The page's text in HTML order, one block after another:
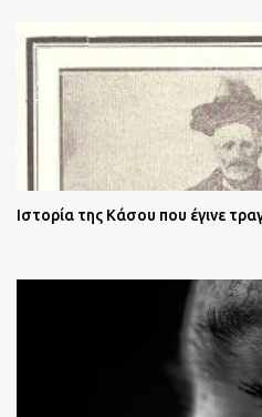
Ιστορία της Κάσου που έγινε